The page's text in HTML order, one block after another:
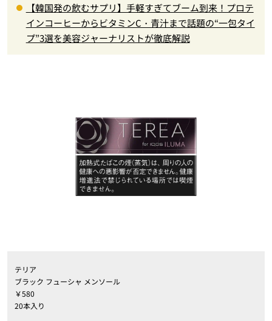
【韓国発の飲むサプリ】手軽すぎてブーム到来！プロテ
インコーヒーからビタミンC・青汁まで話題の“一包タイ
プ”3選を美容ジャーナリストが徹底解説
テリア
ブラック フューシャ メンソール
￥580
20本入り